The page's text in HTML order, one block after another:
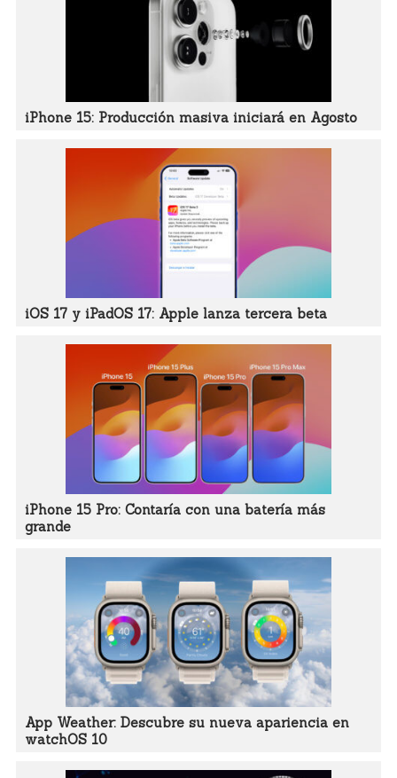
iPhone 15: Producción masiva iniciará en Agosto
iOS 17 y iPadOS 17: Apple lanza tercera beta
iPhone 15 Pro: Contaría con una batería más
grande
App Weather: Descubre su nueva apariencia en
watchOS 10